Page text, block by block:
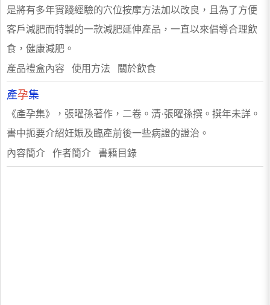
是將有多年實踐經驗的穴位按摩方法加以改良，且為了方便
客戶減肥而特製的一款減肥延伸產品，一直以來倡導合理飲
食，健康減肥。
產品禮盒內容 使用方法 關於飲食
產孕集
《產孕集》，張曜孫著作，二卷。清·張曜孫撰。撰年未詳。
書中扼要介紹妊娠及臨產前後一些病證的證治。
內容簡介 作者簡介 書籍目錄